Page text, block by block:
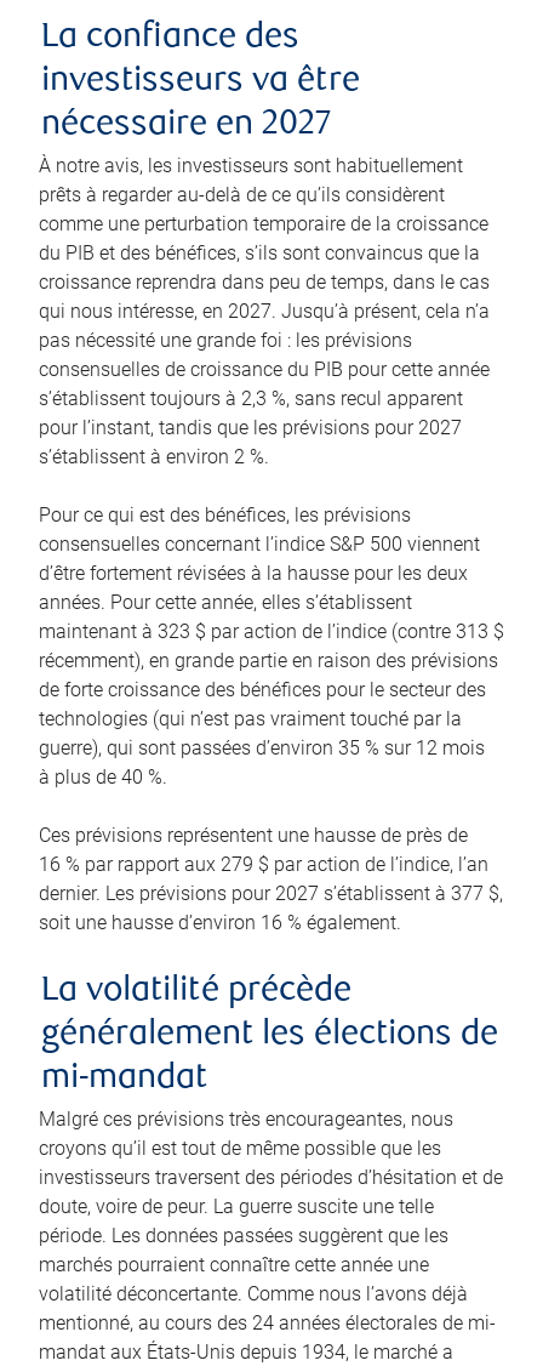
La confiance des
investisseurs va être
nécessaire en 2027
À notre avis, les investisseurs sont habituellement
prêts à regarder au-delà de ce qu’ils considèrent
comme une perturbation temporaire de la croissance
du PIB et des bénéfices, s’ils sont convaincus que la
croissance reprendra dans peu de temps, dans le cas
qui nous intéresse, en 2027. Jusqu’à présent, cela n’a
pas nécessité une grande foi : les prévisions
consensuelles de croissance du PIB pour cette année
s’établissent toujours à 2,3 %, sans recul apparent
pour l’instant, tandis que les prévisions pour 2027
s’établissent à environ 2 %.
Pour ce qui est des bénéfices, les prévisions
consensuelles concernant l’indice S&P 500 viennent
d’être fortement révisées à la hausse pour les deux
années. Pour cette année, elles s’établissent
maintenant à 323 $ par action de l’indice (contre 313 $
récemment), en grande partie en raison des prévisions
de forte croissance des bénéfices pour le secteur des
technologies (qui n’est pas vraiment touché par la
guerre), qui sont passées d’environ 35 % sur 12 mois
à plus de 40 %.
Ces prévisions représentent une hausse de près de
16 % par rapport aux 279 $ par action de l’indice, l’an
dernier. Les prévisions pour 2027 s’établissent à 377 $,
soit une hausse d’environ 16 % également.
La volatilité précède
généralement les élections de
mi-mandat
Malgré ces prévisions très encourageantes, nous
croyons qu’il est tout de même possible que les
investisseurs traversent des périodes d’hésitation et de
doute, voire de peur. La guerre suscite une telle
période. Les données passées suggèrent que les
marchés pourraient connaître cette année une
volatilité déconcertante. Comme nous l’avons déjà
mentionné, au cours des 24 années électorales de mi-
mandat aux États-Unis depuis 1934, le marché a